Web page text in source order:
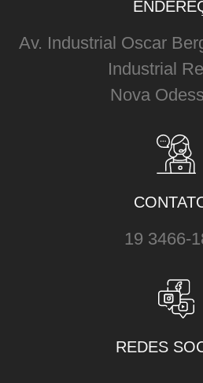
Av. Industrial Oscar
Industrial
Nova
19 3466-
REDES